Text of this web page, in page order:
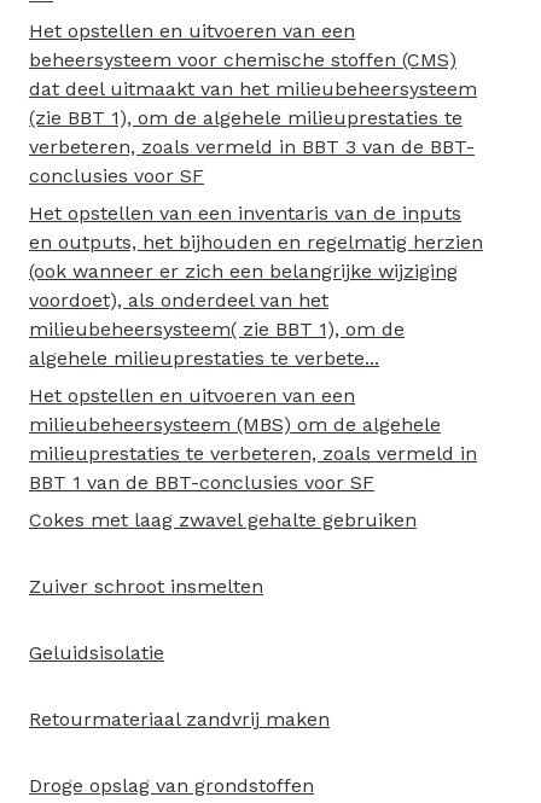
Het opstellen en uitvoeren van een
beheersysteem voor chemische stoffen (CMS)
dat deel uitmaakt van het milieubeheersysteem
(zie BBT 1), om de algehele milieuprestaties te
verbeteren, zoals vermeld in BBT 3 van de BBT-
conclusies voor SF
Het opstellen van een inventaris van de inputs
en outputs, het bijhouden en regelmatig herzien
(ook wanneer er zich een belangrijke wijziging
voordoet), als onderdeel van het
milieubeheersysteem( zie BBT 1), om de
algehele milieuprestaties te verbete...
Het opstellen en uitvoeren van een
milieubeheersysteem (MBS) om de algehele
milieuprestaties te verbeteren, zoals vermeld in
BBT 1 van de BBT-conclusies voor SF
Cokes met laag zwavel gehalte gebruiken
Zuiver schroot insmelten
Geluidsisolatie
Retourmateriaal zandvrij maken
Droge opslag van grondstoffen